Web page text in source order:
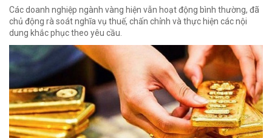
Các doanh nghiệp ngành vàng hiện vẫn hoạt động bình thường, đã
chủ động rà soát nghĩa vụ thuế, chấn chỉnh và thực hiện các nội
dung khắc phục theo yêu cầu.